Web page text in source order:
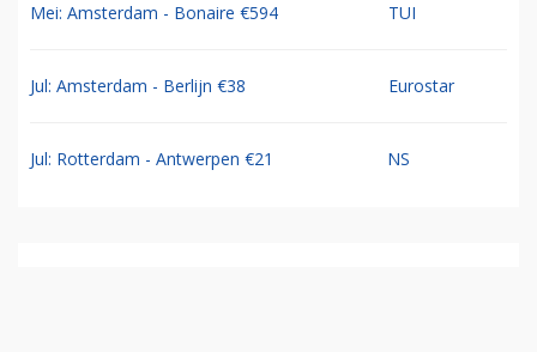
Mei: Amsterdam - Bonaire €594 TUI
Jul: Amsterdam - Berlijn €38 Eurostar
Jul: Rotterdam - Antwerpen €21 NS